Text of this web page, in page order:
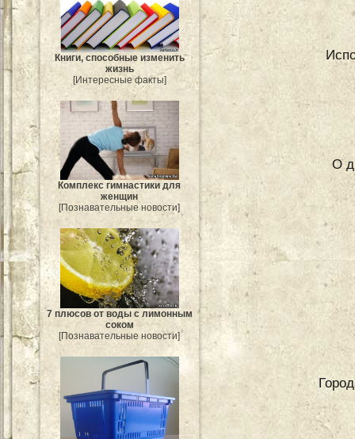
Книги, способные изменить
жизнь
[Интересные факты]
Комплекс гимнастики для
женщин
[Познавательные новости]
7 плюсов от воды с лимонным
соком
[Познавательные новости]
О